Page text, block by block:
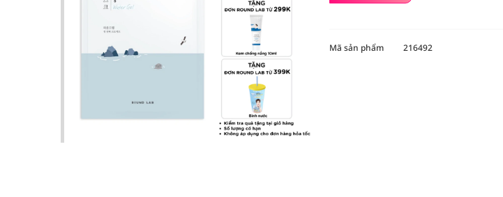
Mã sản phẩm 216492